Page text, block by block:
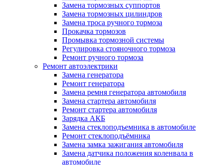
Замена тормозных суппортов
Замена тормозных цилиндров
Замена троса ручного тормоза
Прокачка тормозов
Промывка тормозной системы
Регулировка стояночного тормоза
Ремонт ручного тормоза
Ремонт автоэлектрики
Замена генератора
Ремонт генератора
Замена ремня генератора автомобиля
Замена стартера автомобиля
Ремонт стартера автомобиля
Зарядка АКБ
Замена стеклоподъемника в автомобиле
Ремонт стеклоподъёмника
Замена замка зажигания автомобиля
Замена датчика положения коленвала в
автомобиле